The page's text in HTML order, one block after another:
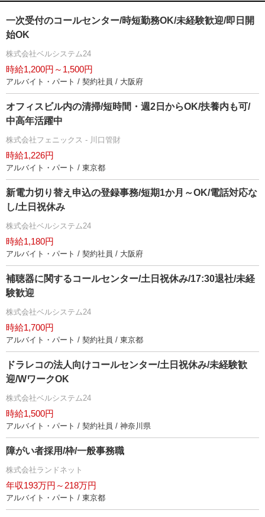
一次受付のコールセンター/時短勤務OK/未経験歓迎/即日開
始OK
株式会社ベルシステム24
時給1,200円～1,500円
アルバイト・パート / 契約社員 / 大阪府
オフィスビル内の清掃/短時間・週2日からOK/扶養内も可/
中高年活躍中
株式会社フェニックス - 川口管財
時給1,226円
アルバイト・パート / 東京都
新電力切り替え申込の登録事務/短期1か月～OK/電話対応な
し/土日祝休み
株式会社ベルシステム24
時給1,180円
アルバイト・パート / 契約社員 / 大阪府
補聴器に関するコールセンター/土日祝休み/17:30退社/未経
験歓迎
株式会社ベルシステム24
時給1,700円
アルバイト・パート / 契約社員 / 東京都
ドラレコの法人向けコールセンター/土日祝休み/未経験歓
迎/WワークOK
株式会社ベルシステム24
時給1,500円
アルバイト・パート / 契約社員 / 神奈川県
障がい者採用/枠/一般事務職
株式会社ランドネット
年収193万円～218万円
アルバイト・パート / 東京都